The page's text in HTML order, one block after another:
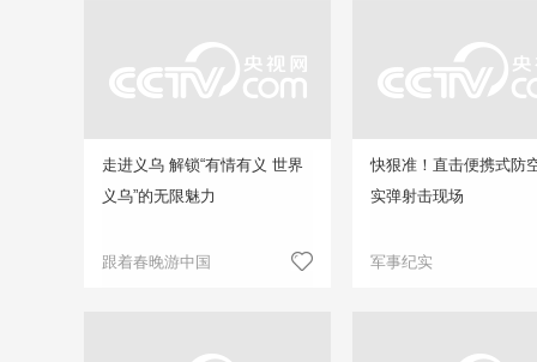
走进义乌 解锁“有情有义 世界
义乌”的无限魅力
跟着春晚游中国
快狠准！直击便携式防
实弹射击现场
军事纪实